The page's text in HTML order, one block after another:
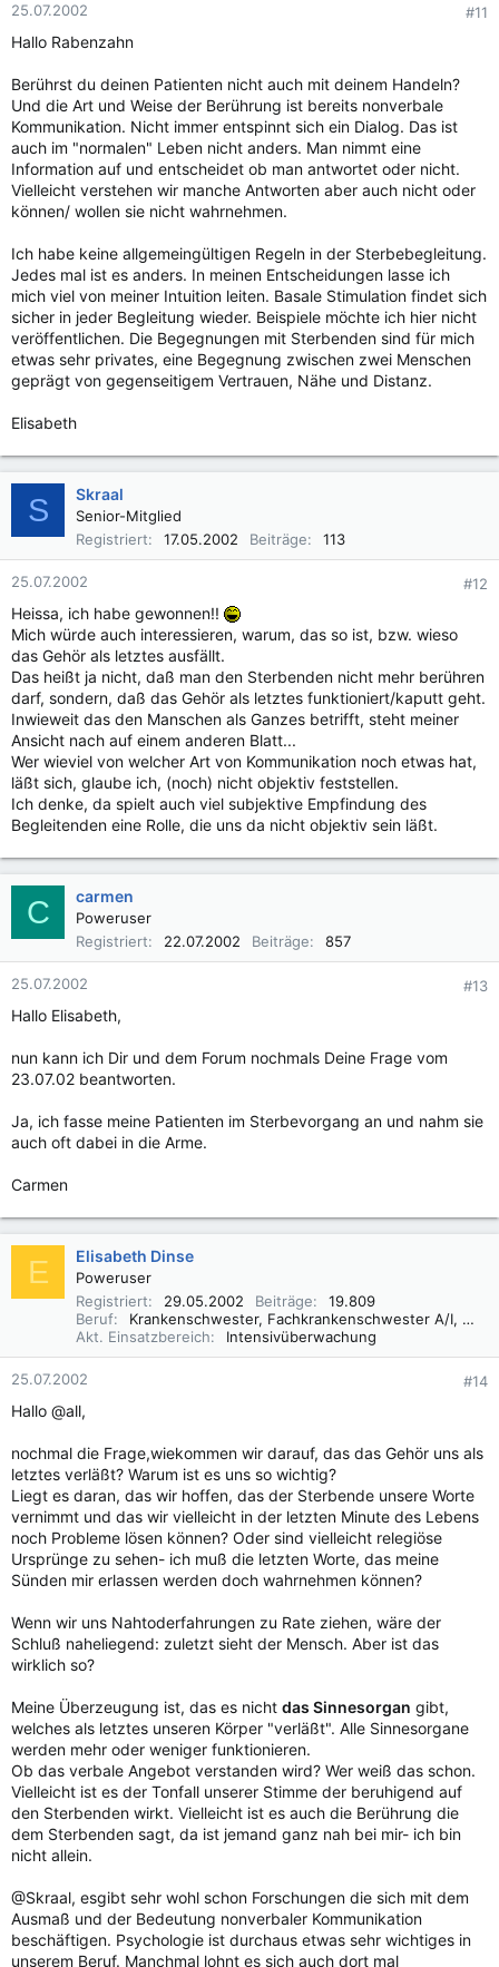
25.07.2002 #11
Hallo Rabenzahn
Berührst du deinen Patienten nicht auch mit deinem Handeln?
Und die Art und Weise der Berührung ist bereits nonverbale
Kommunikation. Nicht immer entspinnt sich ein Dialog. Das ist
auch im "normalen" Leben nicht anders. Man nimmt eine
Information auf und entscheidet ob man antwortet oder nicht.
Vielleicht verstehen wir manche Antworten aber auch nicht oder
können/ wollen sie nicht wahrnehmen.
Ich habe keine allgemeingültigen Regeln in der Sterbebegleitung.
Jedes mal ist es anders. In meinen Entscheidungen lasse ich
mich viel von meiner Intuition leiten. Basale Stimulation findet sich
sicher in jeder Begleitung wieder. Beispiele möchte ich hier nicht
veröffentlichen. Die Begegnungen mit Sterbenden sind für mich
etwas sehr privates, eine Begegnung zwischen zwei Menschen
geprägt von gegenseitigem Vertrauen, Nähe und Distanz.
Elisabeth
S Skraal
Senior-Mitglied
Registriert
17.05.2002 Beiträge 113
25.07.2002 #12
Heissa, ich habe gewonnen!!
Mich würde auch interessieren, warum, das so ist, bzw. wieso
das Gehör als letztes ausfällt.
Das heißt ja nicht, daß man den Sterbenden nicht mehr berühren
darf, sondern, daß das Gehör als letztes funktioniert/kaputt geht.
Inwieweit das den Manschen als Ganzes betrifft, steht meiner
Ansicht nach auf einem anderen Blatt...
Wer wieviel von welcher Art von Kommunikation noch etwas hat,
läßt sich, glaube ich, (noch) nicht objektiv feststellen.
Ich denke, da spielt auch viel subjektive Empfindung des
Begleitenden eine Rolle, die uns da nicht objektiv sein läßt.
C carmen
Poweruser
Registriert
22.07.2002 Beiträge 857
25.07.2002 #13
Hallo Elisabeth,
nun kann ich Dir und dem Forum nochmals Deine Frage vom
23.07.02 beantworten.
Ja, ich fasse meine Patienten im Sterbevorgang an und nahm sie
auch oft dabei in die Arme.
Carmen
E Elisabeth Dinse
Poweruser
Registriert
29.05.2002 Beiträge
19.809
Beruf
Krankenschwester, Fachkrankenschwester A/I, Praxisbegleiter Basale Stimulation
Akt. Einsatzbereich
Intensivüberwachung
25.07.2002 #14
Hallo @all,
nochmal die Frage,wiekommen wir darauf, das das Gehör uns als
letztes verläßt? Warum ist es uns so wichtig?
Liegt es daran, das wir hoffen, das der Sterbende unsere Worte
vernimmt und das wir vielleicht in der letzten Minute des Lebens
noch Probleme lösen können? Oder sind vielleicht relegiöse
Ursprünge zu sehen- ich muß die letzten Worte, das meine
Sünden mir erlassen werden doch wahrnehmen können?
Wenn wir uns Nahtoderfahrungen zu Rate ziehen, wäre der
Schluß naheliegend: zuletzt sieht der Mensch. Aber ist das
wirklich so?
Meine Überzeugung ist, das es nicht das Sinnesorgan gibt,
welches als letztes unseren Körper "verläßt". Alle Sinnesorgane
werden mehr oder weniger funktionieren.
Ob das verbale Angebot verstanden wird? Wer weiß das schon.
Vielleicht ist es der Tonfall unserer Stimme der beruhigend auf
den Sterbenden wirkt. Vielleicht ist es auch die Berührung die
dem Sterbenden sagt, da ist jemand ganz nah bei mir- ich bin
nicht allein.
@Skraal, esgibt sehr wohl schon Forschungen die sich mit dem
Ausmaß und der Bedeutung nonverbaler Kommunikation
beschäftigen. Psychologie ist durchaus etwas sehr wichtiges in
unserem Beruf. Manchmal lohnt es sich auch dort mal